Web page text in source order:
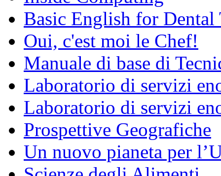
Basic English for Dental
Oui, c'est moi le Chef!
Manuale di base di
Laboratorio di servizi
Laboratorio di servizi
Prospettive Geografiche
Un nuovo pianeta per